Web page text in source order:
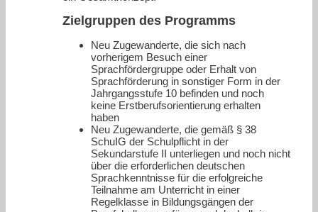
Zielgruppen des Programms
Neu Zugewanderte, die sich nach
vorherigem Besuch einer
Sprachfördergruppe oder Erhalt von
Sprachförderung in sonstiger Form in der
Jahrgangsstufe 10 befinden und noch
keine Erstberufsorientierung erhalten
haben
Neu Zugewanderte, die gemäß § 38
SchuIG der Schulpflicht in der
Sekundarstufe II unterliegen und noch nicht
über die erforderlichen deutschen
Sprachkenntnisse für die erfolgreiche
Teilnahme am Unterricht in einer
Regelklasse in Bildungsgängen der